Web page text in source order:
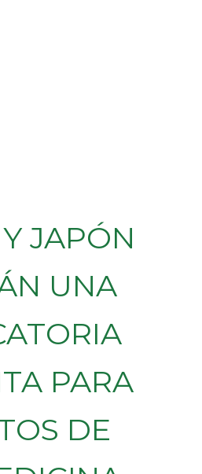
JAPÓN
UNA
PARA
DE